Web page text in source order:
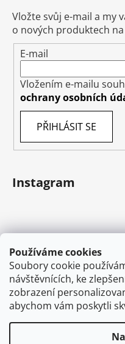
Používáme cookies
Soubory cookie
návštěvnících, ke
zobrazení
abychom vám poskytli
Vložte svůj e-mail a my
o nových produktech
E-mail
Vložením e-mailu
ochrany osobních
PŘIHLÁSIT SE
Instagram
Sledovat na